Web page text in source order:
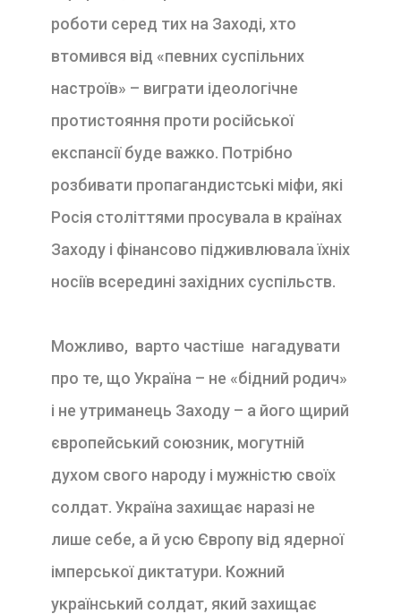
роботи серед тих на Заході, хто
втомився від «певних суспільних
настроїв» – виграти ідеологічне
протистояння проти російської
експансії буде важко. Потрібно
розбивати пропагандистські міфи, які
Росія століттями просувала в країнах
Заходу і фінансово підживлювала їхніх
носіїв всередині західних суспільств.
Можливо, варто частіше нагадувати
про те, що Україна – не «бідний родич»
і не утриманець Заходу – а його щирий
європейський союзник, могутній
духом свого народу і мужністю своїх
солдат. Україна захищає наразі не
лише себе, а й усю Європу від ядерної
імперської диктатури. Кожний
український солдат, який захищає